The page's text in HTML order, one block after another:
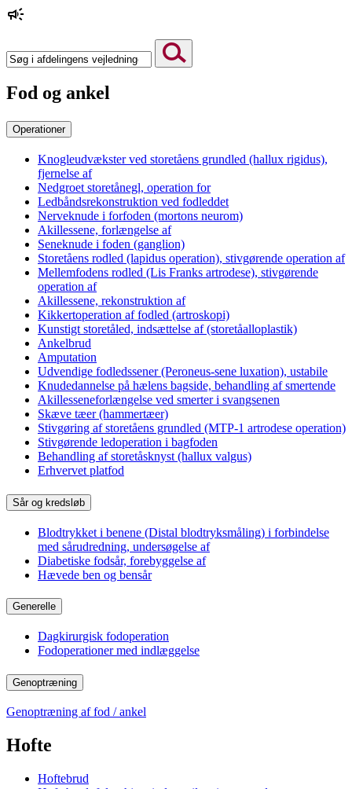
Fod og ankel
Operationer
Knogleudvækster ved storetåens grundled (hallux rigidus),
fjernelse af
Nedgroet storetånegl, operation for
Ledbåndsrekonstruktion ved fodleddet
Nerveknude i forfoden (mortons neurom)
Akillessene, forlængelse af
Seneknude i foden (ganglion)
Storetåens rodled (lapidus operation), stivgørende operation af
Mellemfodens rodled (Lis Franks artrodese), stivgørende
operation af
Akillessene, rekonstruktion af
Kikkertoperation af fodled (artroskopi)
Kunstigt storetåled, indsættelse af (storetåalloplastik)
Ankelbrud
Amputation
Udvendige fodledssener (Peroneus-sene luxation), ustabile
Knudedannelse på hælens bagside, behandling af smertende
Akillesseneforlængelse ved smerter i svangsenen
Skæve tæer (hammertæer)
Stivgøring af storetåens grundled (MTP-1 artrodese operation)
Stivgørende ledoperation i bagfoden
Behandling af storetåsknyst (hallux valgus)
Erhvervet platfod
Sår og kredsløb
Blodtrykket i benene (Distal blodtryksmåling) i forbindelse
med sårudredning, undersøgelse af
Diabetiske fodsår, forebyggelse af
Hævede ben og bensår
Generelle
Dagkirurgisk fodoperation
Fodoperationer med indlæggelse
Genoptræning
Genoptræning af fod / ankel
Hofte
Hoftebrud